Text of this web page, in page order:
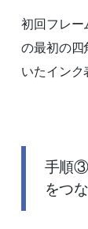
初回フレー
の最初の四
いたインク
手順
をつ